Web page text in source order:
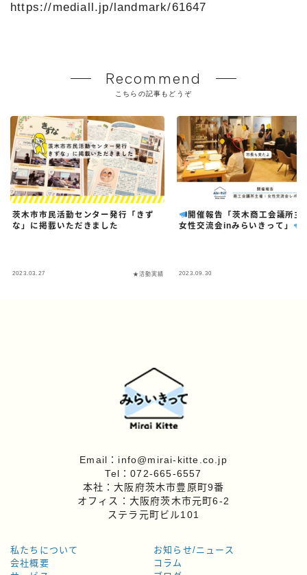
https://mediall.jp/landmark/61647
Recommend
こちらの記事もどうぞ
茨木市市民活動センター発行「きず
な」に掲載いただきました
2023.03.27 ★活動実績
開催報告「茨木商工会議所主
女性交流会inみらいきって」
2023.09.30
Email：info@mirai-kitte.co.jp
Tel：072-665-6557
本社：大阪府茨木市豊原町9番
オフィス：大阪府茨木市元町6-2
ステラ元町ビル101
私たちについて
会社概要
お知らせ/ニュース
コラム